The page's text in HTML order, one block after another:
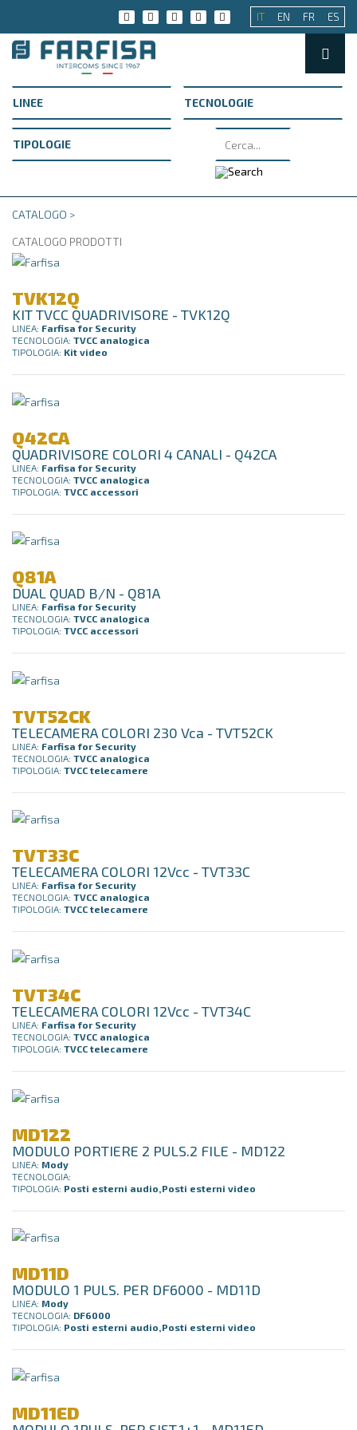
IT EN FR ES
CATALOGO >
CATALOGO PRODOTTI
TVK12Q
KIT TVCC QUADRIVISORE - TVK12Q
LINEA: Farfisa for Security
TECNOLOGIA: TVCC analogica
TIPOLOGIA: Kit video
Q42CA
QUADRIVISORE COLORI 4 CANALI - Q42CA
LINEA: Farfisa for Security
TECNOLOGIA: TVCC analogica
TIPOLOGIA: TVCC accessori
Q81A
DUAL QUAD B/N - Q81A
LINEA: Farfisa for Security
TECNOLOGIA: TVCC analogica
TIPOLOGIA: TVCC accessori
TVT52CK
TELECAMERA COLORI 230 Vca - TVT52CK
LINEA: Farfisa for Security
TECNOLOGIA: TVCC analogica
TIPOLOGIA: TVCC telecamere
TVT33C
TELECAMERA COLORI 12Vcc - TVT33C
LINEA: Farfisa for Security
TECNOLOGIA: TVCC analogica
TIPOLOGIA: TVCC telecamere
TVT34C
TELECAMERA COLORI 12Vcc - TVT34C
LINEA: Farfisa for Security
TECNOLOGIA: TVCC analogica
TIPOLOGIA: TVCC telecamere
MD122
MODULO PORTIERE 2 PULS.2 FILE - MD122
LINEA: Mody
TECNOLOGIA:
TIPOLOGIA: Posti esterni audio,Posti esterni video
MD11D
MODULO 1 PULS. PER DF6000 - MD11D
LINEA: Mody
TECNOLOGIA: DF6000
TIPOLOGIA: Posti esterni audio,Posti esterni video
MD11ED